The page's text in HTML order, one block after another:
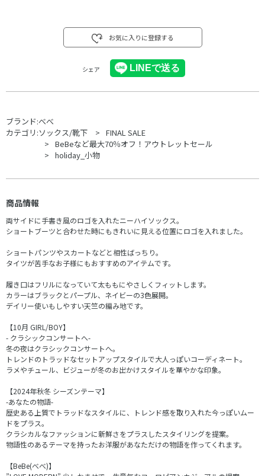
お気に入りに登録する
シェア
ブランド:べべ
カテゴリ:ソックス/靴下
FINAL SALE
BeBeなど最大70％オフ！アウトレットセール
holiday_小物
商品情報
両サイドに手書き風のロゴを入れたニーハイソックス。
ショートブーツと合わせた時にもきれいに見える位置にロゴを入れました。
ショートパンツやスカートなどと相性ばっちり。
タイツが苦手なお子様にもおすすめのアイテムです。
履き口はフリルになっていて太ももにやさしくフィットします。
カラーはブラックとパープル、ネイビーの3色展開。
デイリー使いもしやすい天竺の編み地です。
【10月 GIRL/BOY】
- クラシックコンサートへ-
冬の夜はクラシックコンサートへ。
トレンドのトラッドなセットアップスタイルで大人っぽいコーディネート。
ラメやチュール、ビジューが冬のお出かけスタイルを華やかな印象。
【2024年秋冬 シーズンテーマ】
-あなたの物語-
歴史ある上質でトラッドなスタイルに、トレンド感を取り入れた今っぽいムー
ドをプラス。
クラシカルなファッションに新鮮さをプラスしたスタイリングを提案。
物語性のあるテーマを持ったお洋服があなただけの物語を作ってくれます。
【BeBe(べべ)】